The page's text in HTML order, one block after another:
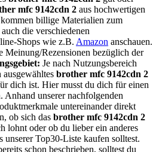
mfc 9142cdn 2 aus hochwertigen
billige Materialien zum
die verschiedenen
Shops wie z.B. Amazon anschauen.
Meinung/Rezensionen bezüglich der
Je nach Nutzungsbereich
ausgewähltes brother mfc 9142cdn 2
dich ist. Hier musst du dich für einen
Anhand unserer nachfolgenden
untereinander direkt
ob sich das brother mfc 9142cdn 2
lohnt oder ob du lieber ein anderes
unserer Top30-Liste kaufen solltest.
schon beschrieben, solltest du